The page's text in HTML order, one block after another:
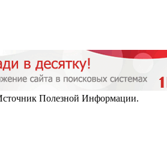
Полезной Информации.